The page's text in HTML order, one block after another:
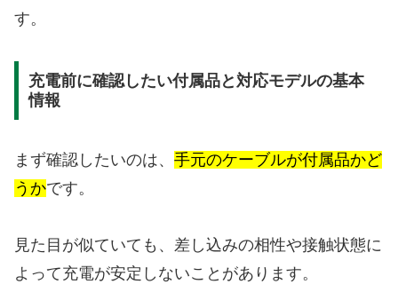
す。
充電前に確認したい付属品と対応モデルの基本
情報
まず確認したいのは、 手元のケーブルが付属品かど
うかです。
見た目が似ていても、差し込みの相性や接触状態に
よって充電が安定しないことがあります。